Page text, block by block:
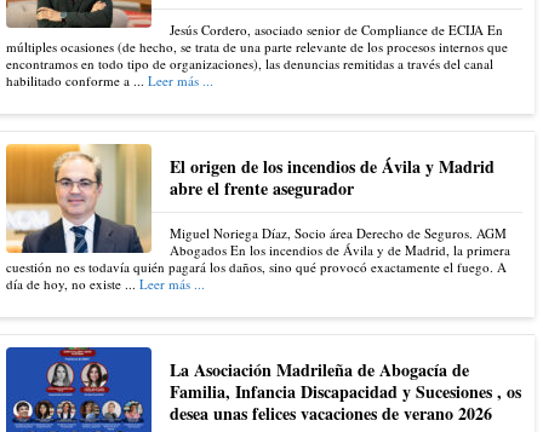
Jesús Cordero, asociado senior de Compliance de ECIJA En
múltiples ocasiones (de hecho, se trata de una parte relevante de los procesos internos que
encontramos en todo tipo de organizaciones), las denuncias remitidas a través del canal
habilitado conforme a ... Leer más ...
El origen de los incendios de Ávila y Madrid
abre el frente asegurador
Miguel Noriega Díaz, Socio área Derecho de Seguros. AGM
Abogados En los incendios de Ávila y de Madrid, la primera
cuestión no es todavía quién pagará los daños, sino qué provocó exactamente el fuego. A
día de hoy, no existe ... Leer más ...
La Asociación Madrileña de Abogacía de
Familia, Infancia Discapacidad y Sucesiones , os
desea unas felices vacaciones de verano 2026